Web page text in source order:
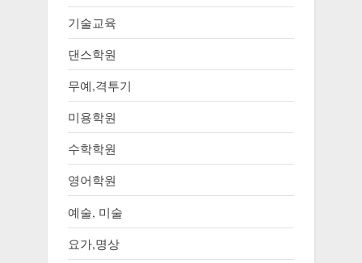
기술교육
댄스학원
무예,격투기
미용학원
수학학원
영어학원
예술, 미술
요가,명상